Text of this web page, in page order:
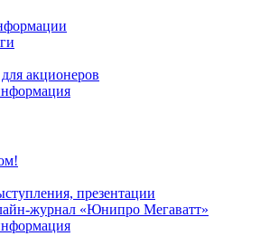
акционеров
презентации
журнал «Юнипро Мегаватт»